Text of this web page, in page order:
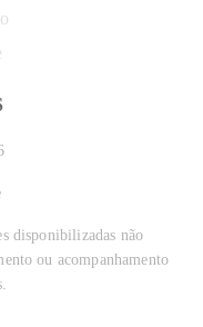
disponibilizadas não
ou acompanhamento